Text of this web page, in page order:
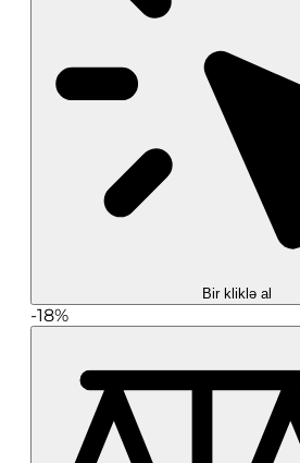
Bir kliklə al
-18%